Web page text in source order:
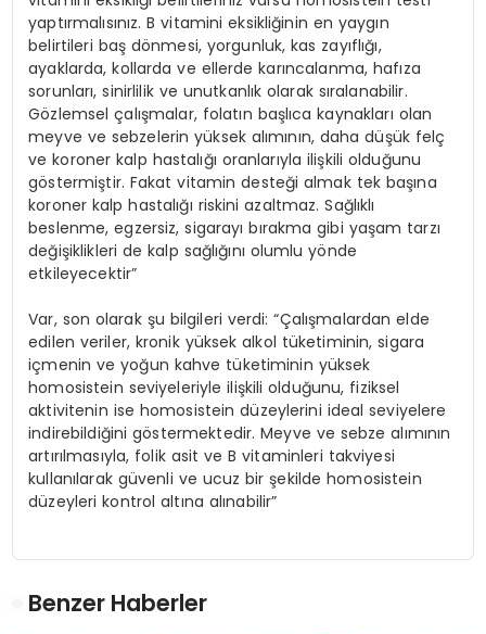
yaptırmalısınız. B vitamini eksikliğinin en yaygın
belirtileri baş dönmesi, yorgunluk, kas zayıflığı,
ayaklarda, kollarda ve ellerde karıncalanma, hafıza
sorunları, sinirlilik ve unutkanlık olarak sıralanabilir.
Gözlemsel çalışmalar, folatın başlıca kaynakları olan
meyve ve sebzelerin yüksek alımının, daha düşük felç
ve koroner kalp hastalığı oranlarıyla ilişkili olduğunu
göstermiştir. Fakat vitamin desteği almak tek başına
koroner kalp hastalığı riskini azaltmaz. Sağlıklı
beslenme, egzersiz, sigarayı bırakma gibi yaşam tarzı
değişiklikleri de kalp sağlığını olumlu yönde
etkileyecektir”
Var, son olarak şu bilgileri verdi: “Çalışmalardan elde
edilen veriler, kronik yüksek alkol tüketiminin, sigara
içmenin ve yoğun kahve tüketiminin yüksek
homosistein seviyeleriyle ilişkili olduğunu, fiziksel
aktivitenin ise homosistein düzeylerini ideal seviyelere
indirebildiğini göstermektedir. Meyve ve sebze alımının
artırılmasıyla, folik asit ve B vitaminleri takviyesi
kullanılarak güvenli ve ucuz bir şekilde homosistein
düzeyleri kontrol altına alınabilir”
Benzer Haberler